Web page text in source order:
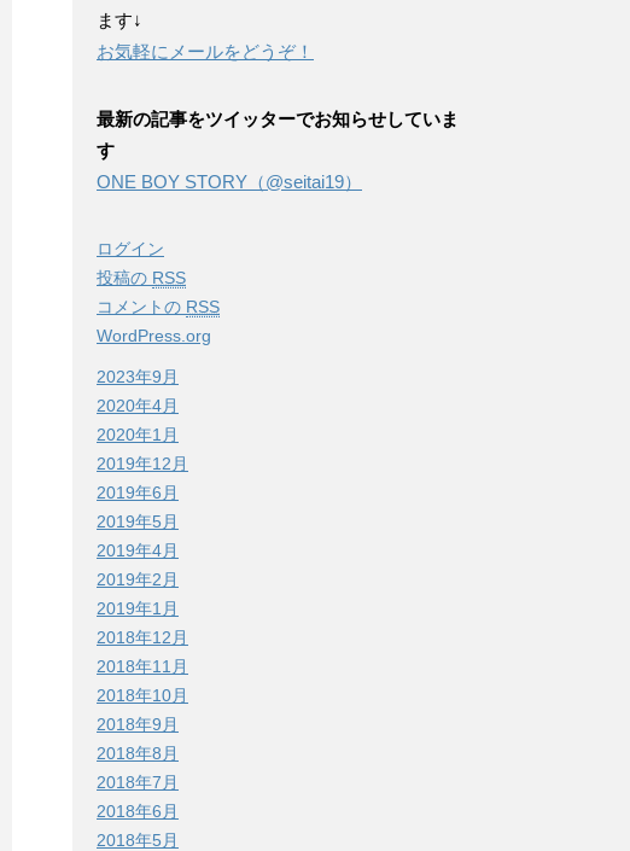
ます↓
お気軽にメールをどうぞ！
最新の記事をツイッターでお知らせしていま
す
ONE BOY STORY（@seitai19）
ログイン
投稿の RSS
コメントの RSS
WordPress.org
2023年9月
2020年4月
2020年1月
2019年12月
2019年6月
2019年5月
2019年4月
2019年2月
2019年1月
2018年12月
2018年11月
2018年10月
2018年9月
2018年8月
2018年7月
2018年6月
2018年5月